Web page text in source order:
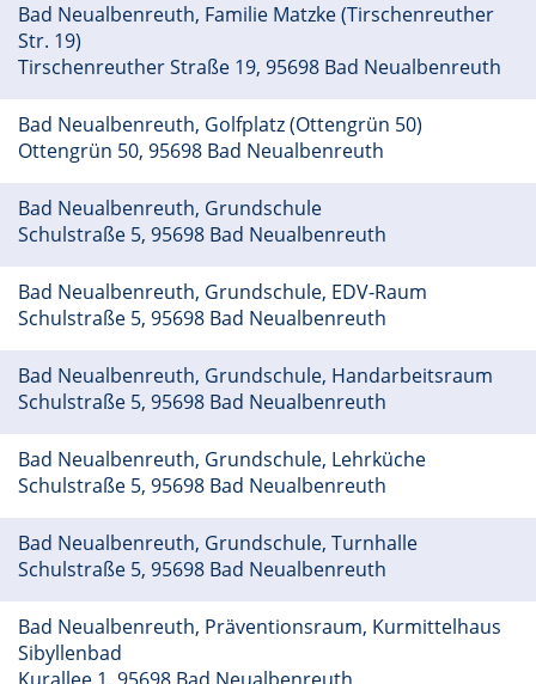
Bad Neualbenreuth, Familie Matzke (Tirschenreuther
Str. 19)
Tirschenreuther Straße 19, 95698 Bad Neualbenreuth
Bad Neualbenreuth, Golfplatz (Ottengrün 50)
Ottengrün 50, 95698 Bad Neualbenreuth
Bad Neualbenreuth, Grundschule
Schulstraße 5, 95698 Bad Neualbenreuth
Bad Neualbenreuth, Grundschule, EDV-Raum
Schulstraße 5, 95698 Bad Neualbenreuth
Bad Neualbenreuth, Grundschule, Handarbeitsraum
Schulstraße 5, 95698 Bad Neualbenreuth
Bad Neualbenreuth, Grundschule, Lehrküche
Schulstraße 5, 95698 Bad Neualbenreuth
Bad Neualbenreuth, Grundschule, Turnhalle
Schulstraße 5, 95698 Bad Neualbenreuth
Bad Neualbenreuth, Präventionsraum, Kurmittelhaus
Sibyllenbad